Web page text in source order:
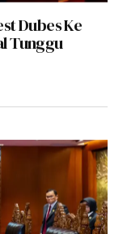
Dubes Ke
Tunggu